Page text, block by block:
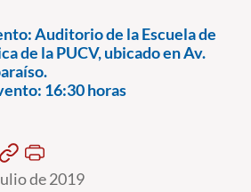
Auditorio de la Escuela de
de la PUCV, ubicado en Av.
16:30 horas
de 2019